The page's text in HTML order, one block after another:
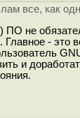
все, как
ПО не
Главное - это
и